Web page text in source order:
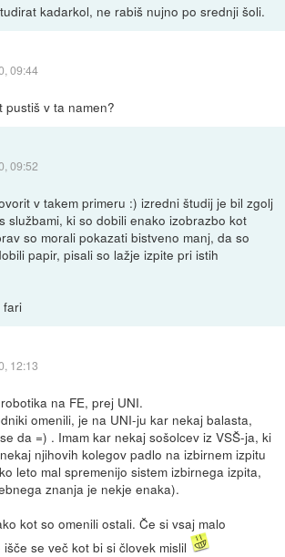
kadarkol, ne rabiš nujno po srednji šoli.
09:44
pustiš v ta namen?
09:52
v takem primeru :) izredni študij je bil zgolj
službami, ki so dobili enako izobrazbo kot
so morali pokazati bistveno manj, da so
papir, pisali so lažje izpite pri istih
fari
12:13
na FE, prej UNI.
omenili, je na UNI-ju kar nekaj balasta,
da =) . Imam kar nekaj sošolcev iz VSŠ-ja, ki
njihovih kolegov padlo na izbirnem izpitu
leto mal spremenijo sistem izbirnega izpita,
znanja je nekje enaka).
kot so omenili ostali. Če si vsaj malo
se več kot bi si človek mislil